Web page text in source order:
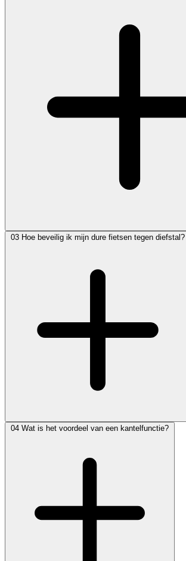
03 Hoe beveilig ik mijn dure fietsen tegen diefstal?
04 Wat is het voordeel van een kantelfunctie?